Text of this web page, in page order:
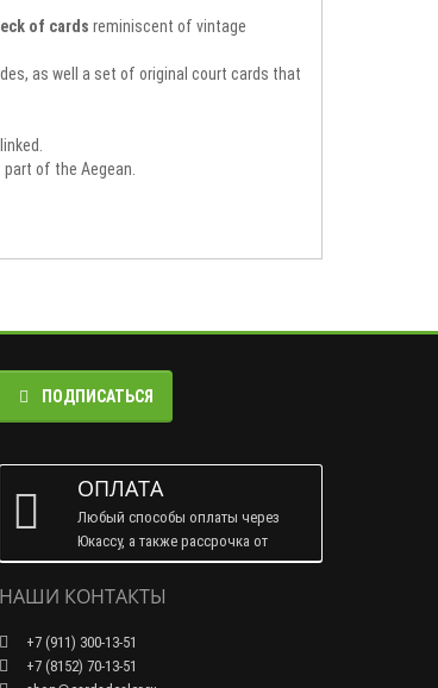
of cards reminiscent of vintage
as well a set of original court cards that
of the Aegean.
ПОДПИСАТЬСЯ
ОПЛАТА
Любый способы оплаты через
Юкассу, а также рассрочка от
Тинькофф.
НАШИ КОНТАКТЫ
+7 (911) 300-13-51
+7 (8152) 70-13-51